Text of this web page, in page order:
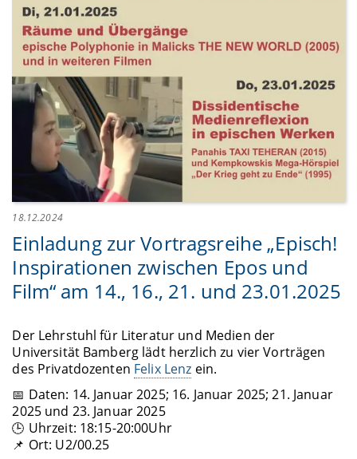
18.12.2024
Einladung zur Vortragsreihe „Episch!
Inspirationen zwischen Epos und
Film“ am 14., 16., 21. und 23.01.2025
Der Lehrstuhl für Literatur und Medien der
Universität Bamberg lädt herzlich zu vier Vorträgen
des Privatdozenten Felix Lenz ein.
📅 Daten: 14. Januar 2025; 16. Januar 2025; 21. Januar
2025 und 23. Januar 2025
🕒 Uhrzeit: 18:15-20:00Uhr
📌 Ort: U2/00.25